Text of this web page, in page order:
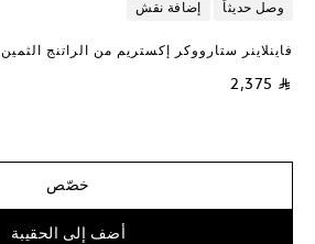
وصل حديثاً إضافة نقش
فاينلاينر ستارووكر إكستريم من الراتنج الثمين
⃁ 2,375
خصّص
أضف إلى الحقيبة